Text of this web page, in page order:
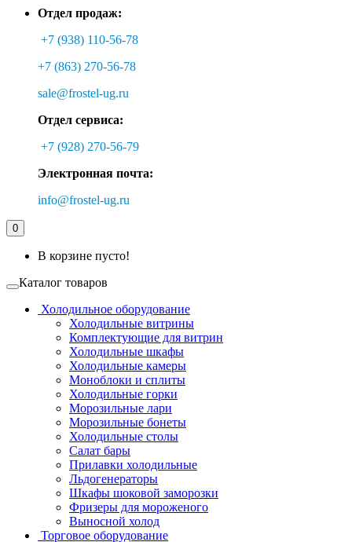
Отдел продаж:
+7 (938) 110-56-78
+7 (863) 270-56-78
sale@frostel-ug.ru
Отдел сервиса:
+7 (928) 270-56-79
Электронная почта:
info@frostel-ug.ru
0
В корзине пусто!
Каталог товаров
Холодильное оборудование
Холодильные витрины
Комплектующие для витрин
Холодильные шкафы
Холодильные камеры
Моноблоки и сплиты
Холодильные горки
Морозильные лари
Морозильные бонеты
Холодильные столы
Салат бары
Прилавки холодильные
Льдогенераторы
Шкафы шоковой заморозки
Фризеры для мороженого
Выносной холод
Торговое оборудование